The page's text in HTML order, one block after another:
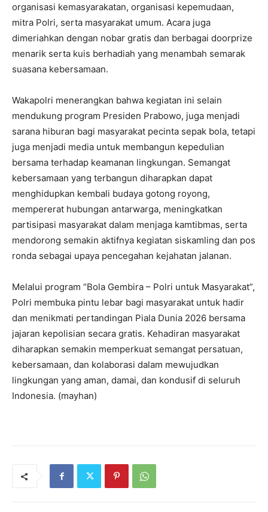
organisasi kemasyarakatan, organisasi kepemudaan,
mitra Polri, serta masyarakat umum. Acara juga
dimeriahkan dengan nobar gratis dan berbagai doorprize
menarik serta kuis berhadiah yang menambah semarak
suasana kebersamaan.
Wakapolri menerangkan bahwa kegiatan ini selain
mendukung program Presiden Prabowo, juga menjadi
sarana hiburan bagi masyarakat pecinta sepak bola, tetapi
juga menjadi media untuk membangun kepedulian
bersama terhadap keamanan lingkungan. Semangat
kebersamaan yang terbangun diharapkan dapat
menghidupkan kembali budaya gotong royong,
mempererat hubungan antarwarga, meningkatkan
partisipasi masyarakat dalam menjaga kamtibmas, serta
mendorong semakin aktifnya kegiatan siskamling dan pos
ronda sebagai upaya pencegahan kejahatan jalanan.
Melalui program “Bola Gembira – Polri untuk Masyarakat”,
Polri membuka pintu lebar bagi masyarakat untuk hadir
dan menikmati pertandingan Piala Dunia 2026 bersama
jajaran kepolisian secara gratis. Kehadiran masyarakat
diharapkan semakin memperkuat semangat persatuan,
kebersamaan, dan kolaborasi dalam mewujudkan
lingkungan yang aman, damai, dan kondusif di seluruh
Indonesia. (mayhan)